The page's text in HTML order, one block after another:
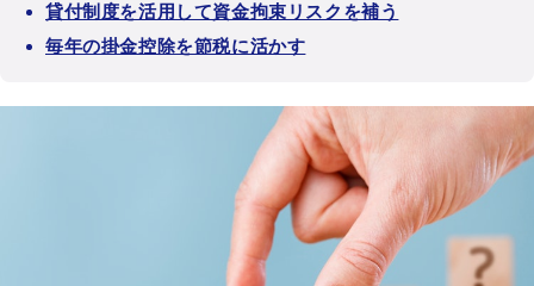
貸付制度を活用して資金拘束リスクを補う
毎年の掛金控除を節税に活かす